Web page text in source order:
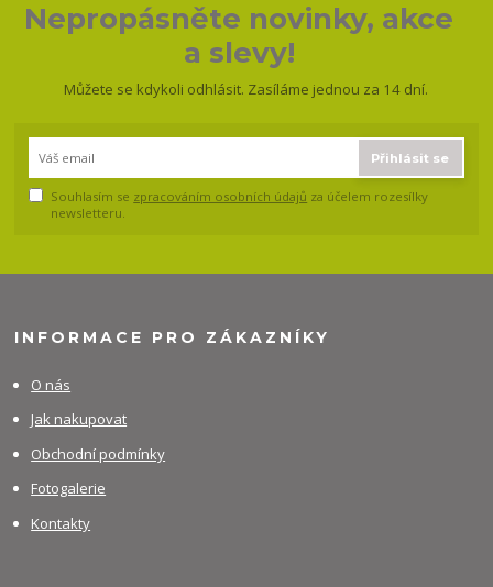
Nepropásněte novinky, akce
a slevy!
Můžete se kdykoli odhlásit. Zasíláme jednou za 14 dní.
Přihlásit se
Souhlasím se zpracováním osobních údajů za účelem rozesílky
newsletteru.
INFORMACE PRO ZÁKAZNÍKY
O nás
Jak nakupovat
Obchodní podmínky
Fotogalerie
Kontakty